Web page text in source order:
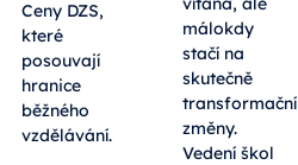
Ceny DZS,
které
posouvají
hranice
běžného
vzdělávání.
málokdy
stačí na
skutečně
transformační
změny.
Vedení škol